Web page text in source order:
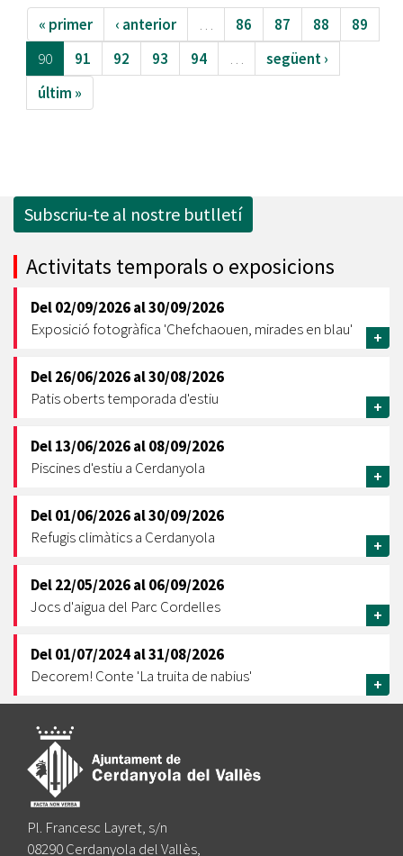
« primer ‹ anterior … 86 87 88
89
90
91 92 93 94 …
següent ›
últim »
Subscriu-te al nostre butlletí
Activitats temporals o exposicions
Del02/09/2026al30/09/2026
Exposició fotogràfica 'Chefchaouen, mirades en blau'
+
Del26/06/2026al30/08/2026
Patis oberts temporada d'estiu
+
Del13/06/2026al08/09/2026
Piscines d'estiu a Cerdanyola
+
Del01/06/2026al30/09/2026
Refugis climàtics a Cerdanyola
+
Del22/05/2026al06/09/2026
Jocs d'aigua del Parc Cordelles
+
Del01/07/2024al31/08/2026
Decorem! Conte 'La truita de nabius'
+
Pl. Francesc Layret, s/n
08290 Cerdanyola del Vallès,